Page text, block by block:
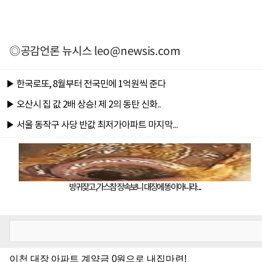
◎공감언론 뉴시스leo@newsis.com